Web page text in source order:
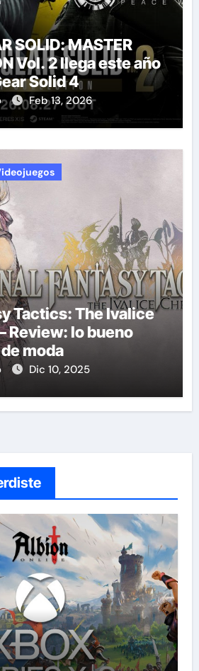
SOLID: MASTER
Vol. 2 llega este año
Solid 4
Feb 13, 2026
Tactics: The Ivalice
Review: lo bueno
moda
Dic 10, 2025